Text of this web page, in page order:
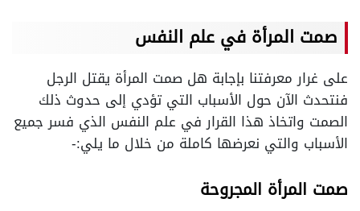
صمت المرأة في علم النفس
على غرار معرفتنا بإجابة هل صمت المرأة يقتل الرجل
فنتحدث الآن حول الأسباب التي تؤدي إلى حدوث ذلك
الصمت واتخاذ هذا القرار في علم النفس الذي فسر جميع
الأسباب والتي نعرضها كاملة من خلال ما يلي:-
صمت المرأة المجروحة